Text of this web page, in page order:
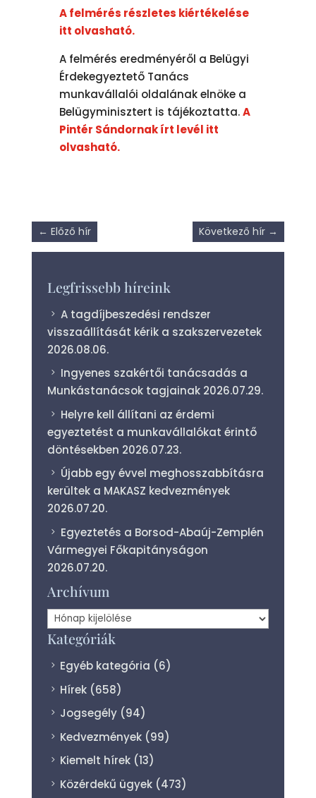
A felmérés részletes kiértékelése
itt olvasható.
A felmérés eredményéről a Belügyi
Érdekegyeztető Tanács
munkavállalói oldalának elnöke a
Belügyminisztert is tájékoztatta.A
Pintér Sándornak írt levél itt
olvasható.
← Előző hír Következő hír →
Legfrissebb híreink
A tagdíjbeszedési rendszer
visszaállítását kérik a szakszervezetek
2026.08.06.
Ingyenes szakértői tanácsadás a
Munkástanácsok tagjainak 2026.07.29.
Helyre kell állítani az érdemi
egyeztetést a munkavállalókat érintő
döntésekben 2026.07.23.
Újabb egy évvel meghosszabbításra
kerültek a MAKASZ kedvezmények
2026.07.20.
Egyeztetés a Borsod-Abaúj-Zemplén
Vármegyei Főkapitányságon
2026.07.20.
Archívum
Archívum
Kategóriák
Egyéb kategória (6)
Hírek (658)
Jogsegély (94)
Kedvezmények (99)
Kiemelt hírek (13)
Közérdekű ügyek (473)